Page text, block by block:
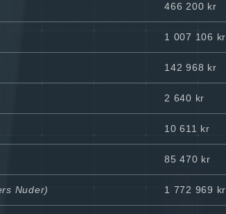
466 200 kr
1 007 106 kr
142 968 kr
2 640 kr
10 611 kr
85 470 kr
Nuder) 1 772 969 kr